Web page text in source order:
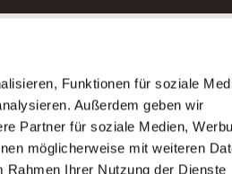
Funktionen für soziale
Außerdem geben wir
Partner für soziale Medien,
möglicherweise mit weiteren
Rahmen Ihrer Nutzung der Dienste
AWO Gliederungen nach Bundesland
Stellenangebote nach Bundesländern
Sitemap
Impressum
Datenschutz